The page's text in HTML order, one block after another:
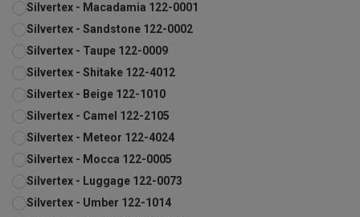
Silvertex - Macadamia 122-0001
Silvertex - Sandstone 122-0002
Silvertex - Taupe 122-0009
Silvertex - Shitake 122-4012
Silvertex - Beige 122-1010
Silvertex - Camel 122-2105
Silvertex - Meteor 122-4024
Silvertex - Mocca 122-0005
Silvertex - Luggage 122-0073
Silvertex - Umber 122-1014